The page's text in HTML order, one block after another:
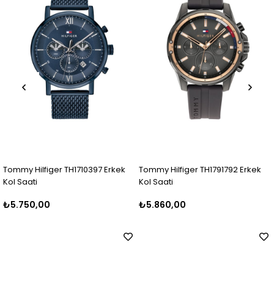
Tommy Hilfiger TH1710397 Erkek
Kol Saati
₺5.750,00
Tommy Hilfiger TH1791792 Erkek
Kol Saati
₺5.860,00